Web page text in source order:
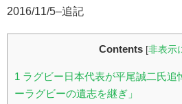
2016/11/5–追記
Contents [非表示
1 ラグビー日本代表が平尾誠二氏
ーラグビーの遺志を継ぎ」